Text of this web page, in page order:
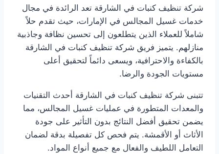
شركة تنظيف كنبات في الشارقة تعد الرائدة في مجال
خدمات غسيل المجالس في الإمارات، حيث تقدم حلاً
شاملاً للعملاء الذين يتطلعون إلى تحسين نظافة وجاذبية
منازلهم. يتميز فريق شركة تنظيف كنبات في الشارقة
بالكفاءة والاحترافية، ويسعى دائماً لتحقيق أعلى
مستويات الجودة والرضا.
تتبنى شركة تنظيف كنبات في الشارقة أحدث التقنيات
والمعدات المتطورة في عمليات غسيل المجالس، مما
يضمن تحقيق أفضل النتائج بدون التأثير على جودة
الأثاث أو الأقمشة. يتم فحص كل تفصيلة بدقة لضمان
التعامل اللطيف والفعال مع جميع أنواع المواد.